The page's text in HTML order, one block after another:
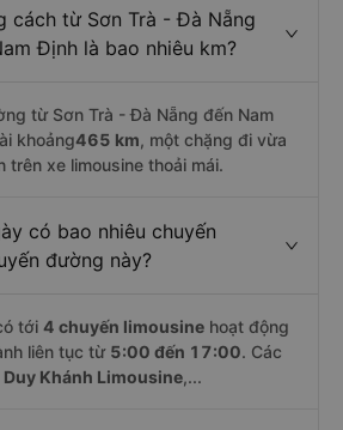
cách từ Sơn Trà - Đà Nẵng
Định là bao nhiêu km?
từ Sơn Trà - Đà Nẵng đến Nam
khoảng465 km, một chặng đi vừa
trên xe limousine thoải mái.
có bao nhiêu chuyến
đường này?
tới 4 chuyến limousine hoạt động
liên tục từ 5:00 đến 17:00. Các
Duy Khánh Limousine,...